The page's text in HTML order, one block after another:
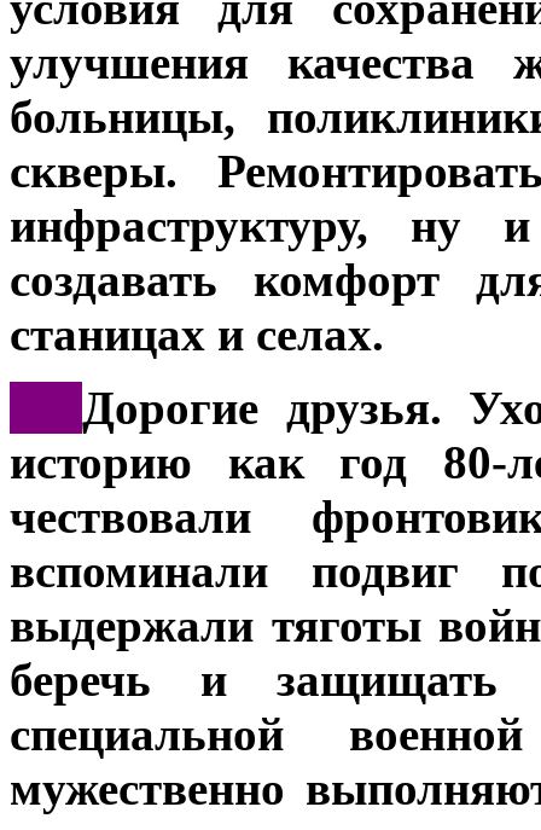
улучшения качества
больницы,
скверы.
инфраструктуру, ну
создавать комфорт
станицах и селах.
Дорогие друзья.
историю как год
чествовали
вспоминали подвиг
выдержали тяготы
беречь и
специальной
мужественно